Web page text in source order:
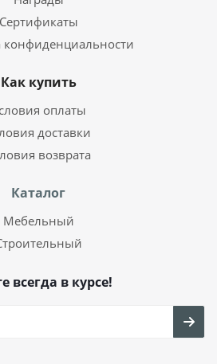
Сертификаты
конфиденциальности
Как купить
оплаты
доставки
возврата
Каталог
Мебельный
всегда в курсе!